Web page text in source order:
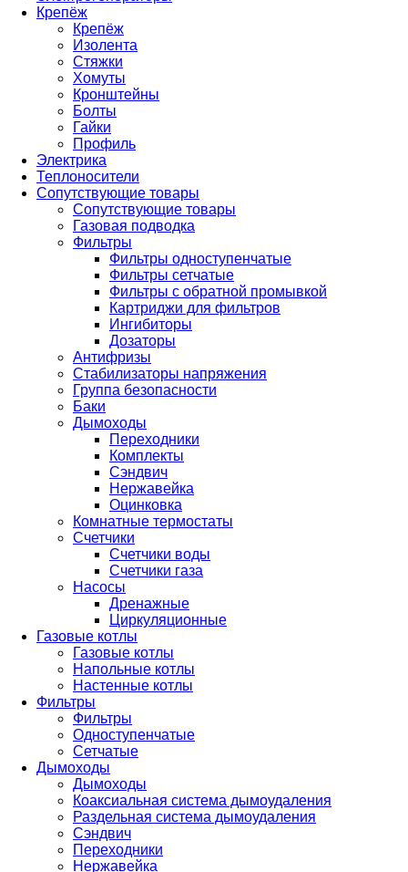
Крепёж
Крепёж
Изолента
Стяжки
Хомуты
Кронштейны
Болты
Гайки
Профиль
Электрика
Теплоносители
Сопутствующие товары
Сопутствующие товары
Газовая подводка
Фильтры
Фильтры одноступенчатые
Фильтры сетчатые
Фильтры с обратной промывкой
Картриджи для фильтров
Ингибиторы
Дозаторы
Антифризы
Стабилизаторы напряжения
Группа безопасности
Баки
Дымоходы
Переходники
Комплекты
Сэндвич
Нержавейка
Оцинковка
Комнатные термостаты
Счетчики
Счетчики воды
Счетчики газа
Насосы
Дренажные
Циркуляционные
Газовые котлы
Газовые котлы
Напольные котлы
Настенные котлы
Фильтры
Фильтры
Одноступенчатые
Сетчатые
Дымоходы
Дымоходы
Коаксиальная система дымоудаления
Раздельная система дымоудаления
Сэндвич
Переходники
Нержавейка